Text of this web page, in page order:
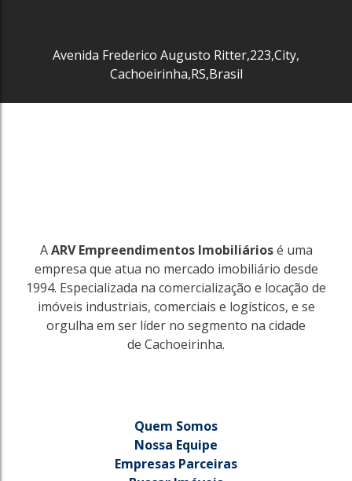
Avenida Frederico Augusto Ritter,223,City,
Cachoeirinha,RS,Brasil
AARV Empreendimentos Imobiliáriosé uma
empresa que atua no mercado imobiliário desde
1994. Especializada na comercialização e locação de
imóveis industriais, comerciais e logísticos, e se
orgulha em ser líder no segmento na cidade
de Cachoeirinha.
Quem Somos
Nossa Equipe
Empresas Parceiras